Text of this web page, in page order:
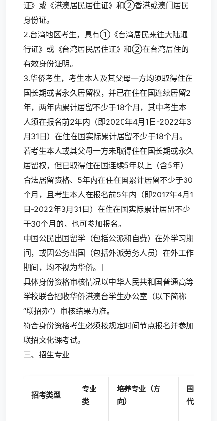
证》或《港澳居民居住证》和②香港或澳门居民
身份证。
2.台湾地区考生，具有①《台湾居民来往大陆通
行证》或《台湾居民居住证》和②在台湾居住的
有效身份证明。
3.华侨考生，考生本人及其父母一方均须取得住在
国长期或者永久居留权，并已在住在国连续居留2
年，两年内累计居留不少于18个月，其中考生本
人须在报名前2年内（即2020年4月1日-2022年3
月31日）在住在国实际累计居留不少于18个月。
若考生本人或其父母一方未取得住在国长期或永久
居留权，但已取得住在国连续5年以上（含5年）
合法居留资格、5年内在住在国累计居留不少于30
个月，且考生本人在报名前5年内（即2017年4月1
日-2022年3月31日）在住在国实际累计居留不少
于30个月的，也可参加报名。
中国公民出国留学（包括公派和自费）在外学习期
间，或因公务出国（包括外派劳务人员）在外工作
期间，均不视为华侨。］
具体身份资格审核情况以中华人民共和国普通高等
学校联合招收华侨港澳台学生办公室（以下简称
“联招办”）审核结果为准。
符合身份资格考生必须按规定时间节点报名并参加
联招文化课考试。
三、招生专业
招考类型
专业
类
培养专业（方
向）
国标
代码